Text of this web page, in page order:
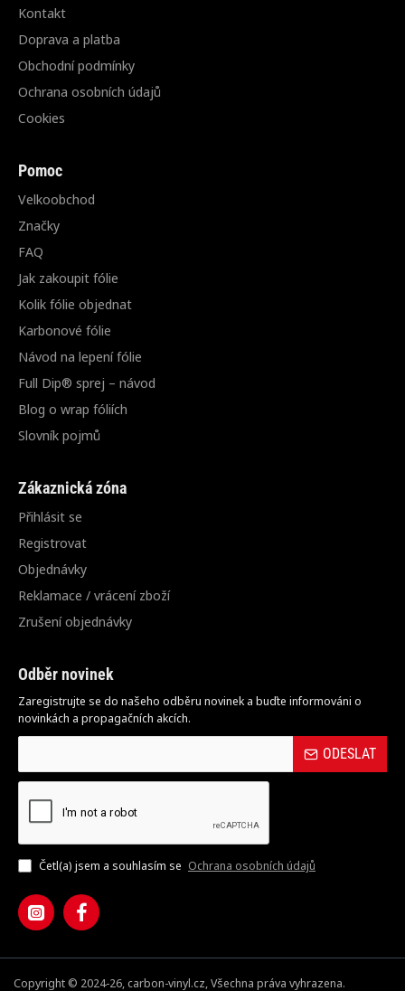
Kontakt
Doprava a platba
Obchodní podmínky
Ochrana osobních údajů
Cookies
Pomoc
Velkoobchod
Značky
FAQ
Jak zakoupit fólie
Kolik fólie objednat
Karbonové fólie
Návod na lepení fólie
Full Dip® sprej – návod
Blog o wrap fóliích
Slovník pojmů
Zákaznická zóna
Přihlásit se
Registrovat
Objednávky
Reklamace / vrácení zboží
Zrušení objednávky
Odběr novinek
Zaregistrujte se do našeho odběru novinek a buďte informováni o
novinkách a propagačních akcích.
ODESLAT
Četl(a) jsem a souhlasím se Ochrana osobních údajů
Copyright © 2024-26, carbon-vinyl.cz, Všechna práva vyhrazena.